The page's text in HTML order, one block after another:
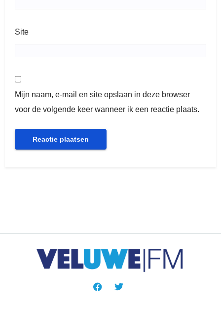
Site
Mijn naam, e-mail en site opslaan in deze browser
voor de volgende keer wanneer ik een reactie plaats.